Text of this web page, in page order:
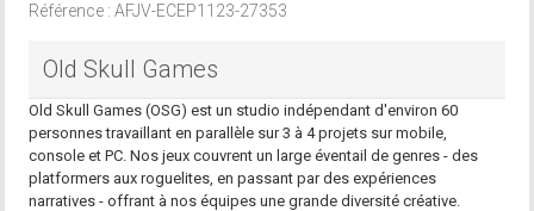
Référence : AFJV-ECEP1123-27353
Old Skull Games
Old Skull Games (OSG) est un studio indépendant d'environ 60
personnes travaillant en parallèle sur 3 à 4 projets sur mobile,
console et PC. Nos jeux couvrent un large éventail de genres - des
platformers aux roguelites, en passant par des expériences
narratives - offrant à nos équipes une grande diversité créative.